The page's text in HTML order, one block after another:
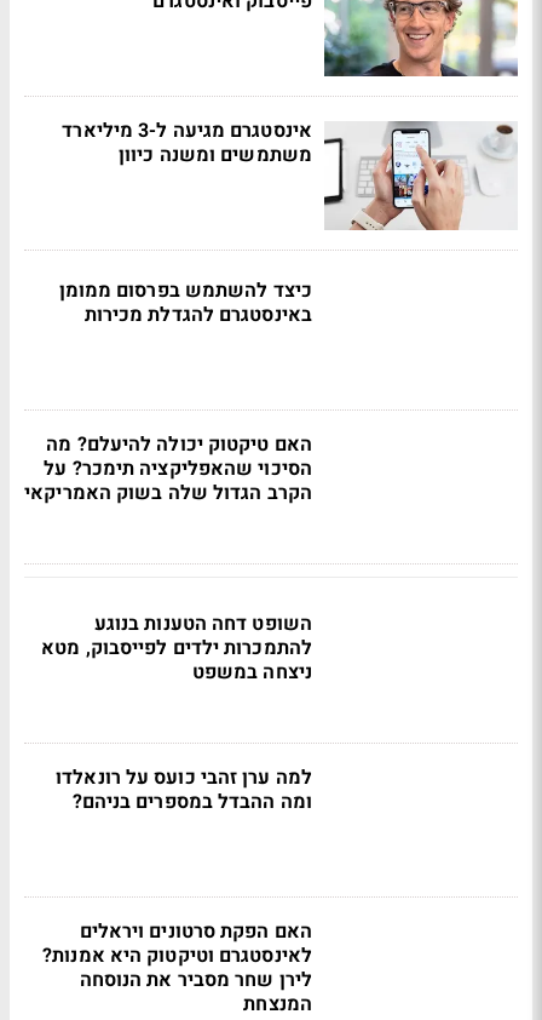
אינסטגרם מגיעה ל-3 מיליארד
משתמשים ומשנה כיוון
כיצד להשתמש בפרסום ממומן
באינסטגרם להגדלת מכירות
האם טיקטוק יכולה להיעלם? מה
הסיכוי שהאפליקציה תימכר? על
הקרב הגדול שלה בשוק האמריקאי
השופט דחה הטענות בנוגע
להתמכרות ילדים לפייסבוק, מטא
ניצחה במשפט
למה ערן זהבי כועס על רונאלדו
ומה ההבדל במספרים בניהם?
האם הפקת סרטונים ויראלים
לאינסטגרם וטיקטוק היא אמנות?
לירן שחר מסביר את הנוסחה
המנצחת